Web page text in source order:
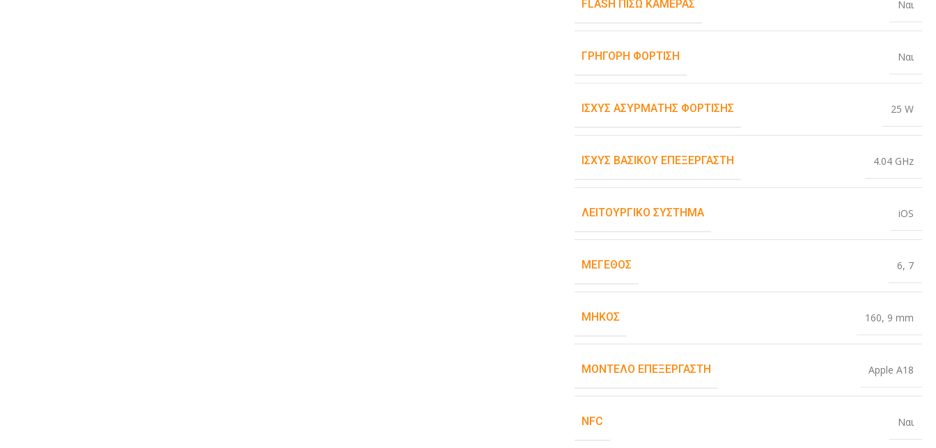
FLASH ΠΊΣΩ ΚΆΜΕΡΑΣ Ναι
ΓΡΉΓΟΡΗ ΦΌΡΤΙΣΗ Ναι
ΙΣΧΎΣ ΑΣΎΡΜΑΤΗΣ ΦΌΡΤΙΣΗΣ 25 W
ΙΣΧΎΣ ΒΑΣΙΚΟΎ ΕΠΕΞΕΡΓΑΣΤΉ 4.04 GHz
ΛΕΙΤΟΥΡΓΙΚΌ ΣΎΣΤΗΜΑ iOS
ΜΈΓΕΘΟΣ 6, 7
ΜΉΚΟΣ 160, 9 mm
ΜΟΝΤΈΛΟ ΕΠΕΞΕΡΓΑΣΤΉ Apple A18
NFC Ναι